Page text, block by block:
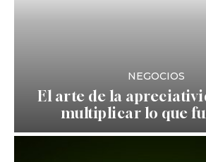
NEGOCIOS
El arte de la
multiplicar lo que